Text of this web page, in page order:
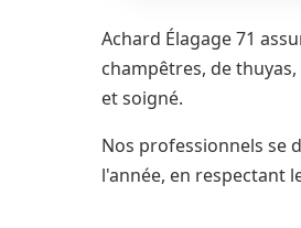
Achard Élagage 71
champêtres, de
et soigné.
Nos professionnels se
l'année, en respectant